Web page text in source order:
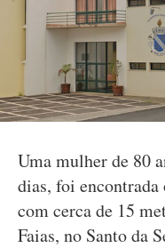
Uma mulher de 80
dias, foi
com cerca de 15
Faias, no Santo da